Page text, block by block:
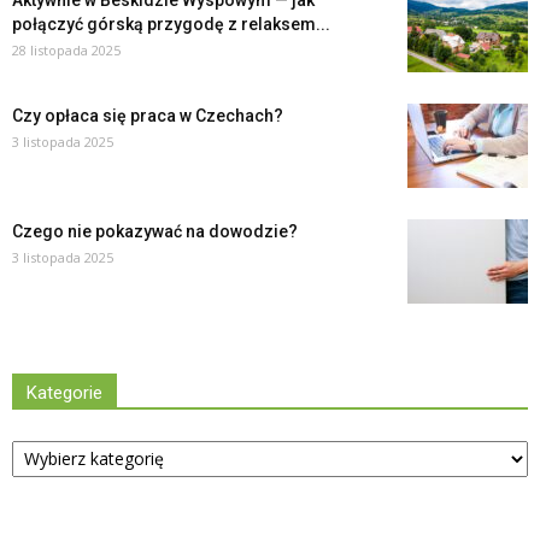
połączyć górską przygodę z relaksem...
28 listopada 2025
Czy opłaca się praca w Czechach?
3 listopada 2025
Czego nie pokazywać na dowodzie?
3 listopada 2025
Kategorie
Kategorie